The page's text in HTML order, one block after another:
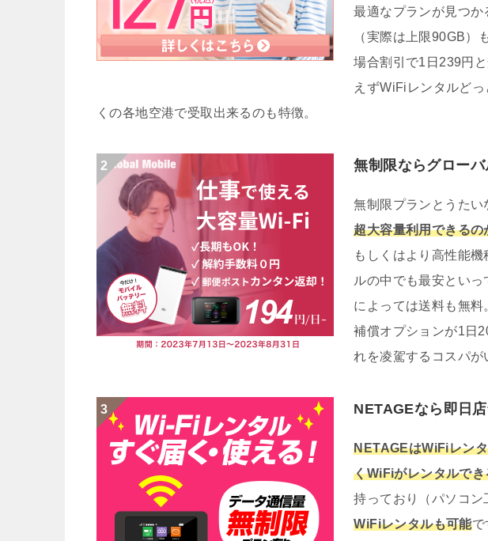
最適なプランが見つ
（実際は上限90GB）
場合割引で1日239円
えずWiFiレンタルど
くの各地空港で受取出来るのも特徴。
無制限ならグロー
無制限プランとうたい
超大容量利用できる
もしくはより高性能
ルの中でも最安とい
によっては送料も無
補償オプションが1日
れを凌駕するコスパが
NETAGEなら即日
NETAGEはWiFiレン
くWiFiがレンタルでき
持っており（パソコン
WiFiレンタルも可能で